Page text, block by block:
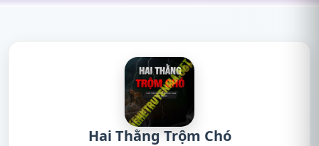
Hai Thằng Trộm Chó